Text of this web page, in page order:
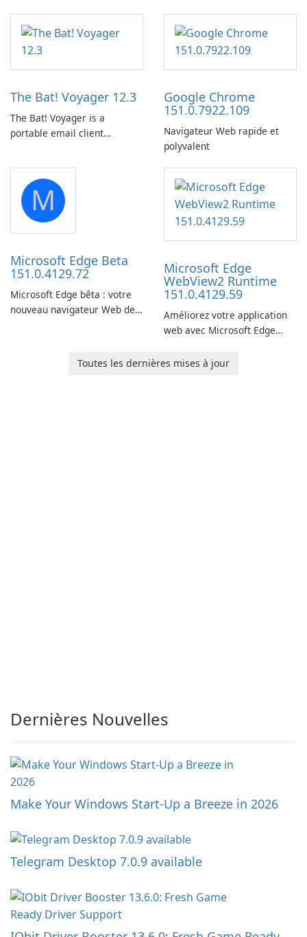
lying on the beach, camping
in the woods or even during
your long commute to work
Downloader is a desktop
utility for saving Amazon
Prime Video titles and other
Amazon web-player content
The Bat! Voyager 12.3
The Bat! Voyager is a
portable email client
portable media on any
computer running Microsoft
Windows.
Google Chrome
151.0.7922.109
Navigateur Web rapide et
polyvalent
M
Microsoft Edge Beta
151.0.4129.72
Microsoft Edge bêta : votre
nouveau navigateur Web de
Microsoft Edge
WebView2 Runtime
151.0.4129.59
Améliorez votre application
web avec Microsoft Edge
Toutes les dernières mises à jour
Dernières Nouvelles
Make Your Windows Start-Up a Breeze in 2026
Telegram Desktop 7.0.9 available